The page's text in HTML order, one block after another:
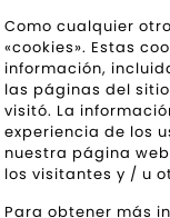
Como cualquier
«cookies». Estas
información,
las páginas del
visitó. La
experiencia de los
nuestra página
los visitantes y / u
Para obtener más